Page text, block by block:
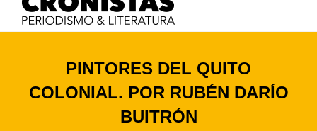
PINTORES DEL QUITO
COLONIAL. POR RUBÉN DARÍO
BUITRÓN